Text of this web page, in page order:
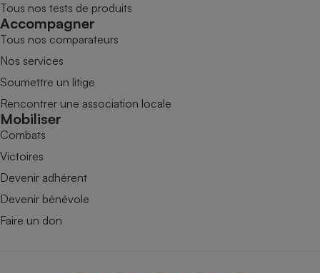
Tous nos tests de produits
Accompagner
Tous nos comparateurs
Nos services
Soumettre un litige
Rencontrer une association locale
Mobiliser
Combats
Victoires
Devenir adhérent
Devenir bénévole
Faire un don